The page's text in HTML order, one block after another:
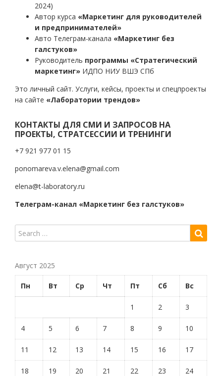
2024)
Автор курса «Маркетинг для руководителей
и предпринимателей»
Авто Телеграм-канала «Маркетинг без
галстуков»
Руководитель программы «Стратегический
маркетинг» ИДПО НИУ ВШЭ СПб
Это личный сайт. Услуги, кейсы, проекты и спецпроекты
на сайте «Лаборатории трендов»
КОНТАКТЫ ДЛЯ СМИ И ЗАПРОСОВ НА
ПРОЕКТЫ, СТРАТСЕССИИ И ТРЕНИНГИ
+7 921 977 01 15
ponomareva.v.elena@gmail.com
elena@t-laboratory.ru
Телеграм-канал «Маркетинг без галстуков»
Август 2025
Пн Вт Ср Чт Пт Сб Вс
1 2 3
4 5 6 7 8 9 10
11 12 13 14 15 16 17
18 19 20 21 22 23 24